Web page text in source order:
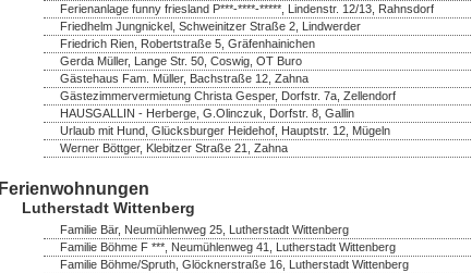
Ferienanlage funny friesland P***-****-*****, Lindenstr. 12/13, Rahnsdorf
Friedhelm Jungnickel, Schweinitzer Straße 2, Lindwerder
Friedrich Rien, Robertstraße 5, Gräfenhainichen
Gerda Müller, Lange Str. 50, Coswig, OT Buro
Gästehaus Fam. Müller, Bachstraße 12, Zahna
Gästezimmervermietung Christa Gesper, Dorfstr. 7a, Zellendorf
HAUSGALLIN - Herberge, G.Olinczuk, Dorfstr. 8, Gallin
Urlaub mit Hund, Glücksburger Heidehof, Hauptstr. 12, Mügeln
Werner Böttger, Klebitzer Straße 21, Zahna
Ferienwohnungen
Lutherstadt Wittenberg
Familie Bär, Neumühlenweg 25, Lutherstadt Wittenberg
Familie Böhme F ***, Neumühlenweg 41, Lutherstadt Wittenberg
Familie Böhme/Spruth, Glöcknerstraße 16, Lutherstadt Wittenberg